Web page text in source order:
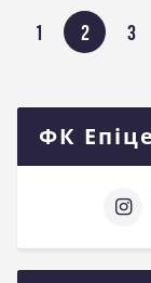
записів
СТОРІНКА
1 2 3
ФК